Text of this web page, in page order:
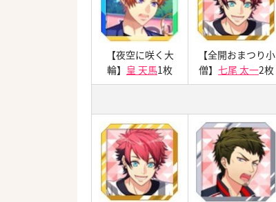
【夜空に咲く大
輪】 皇 天馬1枚
【全開おまつり小
僧】 七尾 太一2枚